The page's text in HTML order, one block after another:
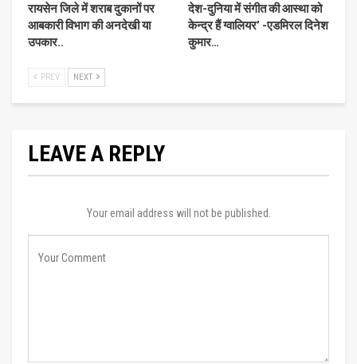
रायसेन जिले में शराब दुकानों पर
आबकारी विभाग की अनदेखी या
उपकार..
देश-दुनिया में संगीत की आस्‍था को
केन्‍द्र हैं ग्‍वालियर’ -एडमिरल दिनेश
कुमार…
PREV NEXT
LEAVE A REPLY
Your email address will not be published.